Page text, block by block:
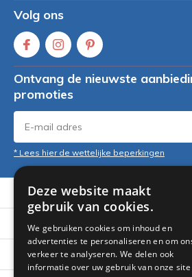
Volg ons
Ontvang de nieuwste
promoties
* Lees hier de wettelijke beperkingen
Klantenservice
Mijn account
Categorieën
Deze website maakt
gebruik van cookies.
We gebruiken cookies om inhoud en
advertenties te personaliseren en om
verkeer te analyseren. We delen ook
informatie over uw gebruik van onze site